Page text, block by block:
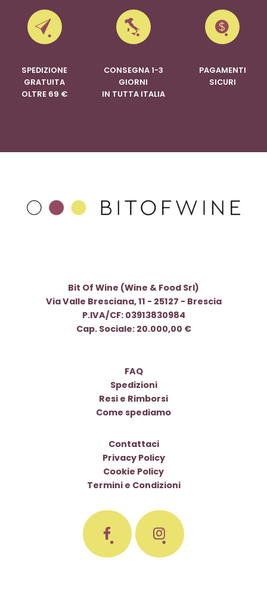
SPEDIZIONE
GRATUITA
OLTRE 69 €
CONSEGNA 1-3
GIORNI
IN TUTTA ITALIA
PAGAMENTI
SICURI
Bit Of Wine (Wine & Food Srl)
Via Valle Bresciana, 11 - 25127 - Brescia
P.IVA/CF: 03913830984
Cap. Sociale: 20.000,00 €
FAQ
Spedizioni
Resi e Rimborsi
Come spediamo
Contattaci
Privacy Policy
Cookie Policy
Termini e Condizioni